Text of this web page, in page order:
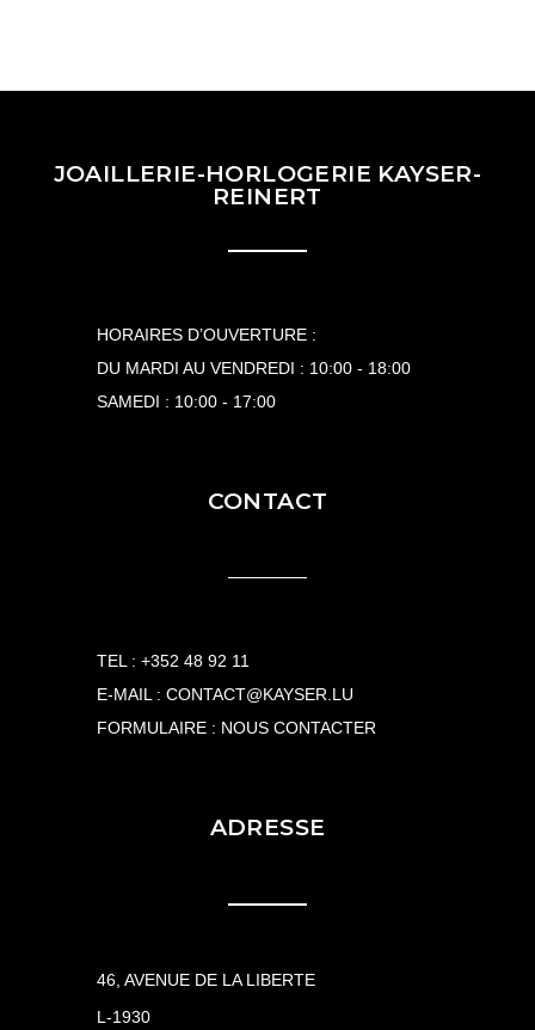
JOAILLERIE-HORLOGERIE KAYSER-
REINERT
HORAIRES D’OUVERTURE :
DU MARDI AU VENDREDI : 10:00 - 18:00
SAMEDI : 10:00 - 17:00
CONTACT
TEL :+352 48 92 11
E-MAIL :CONTACT@KAYSER.LU
FORMULAIRE : NOUS CONTACTER
ADRESSE
46, AVENUE DE LA LIBERTE
L-1930